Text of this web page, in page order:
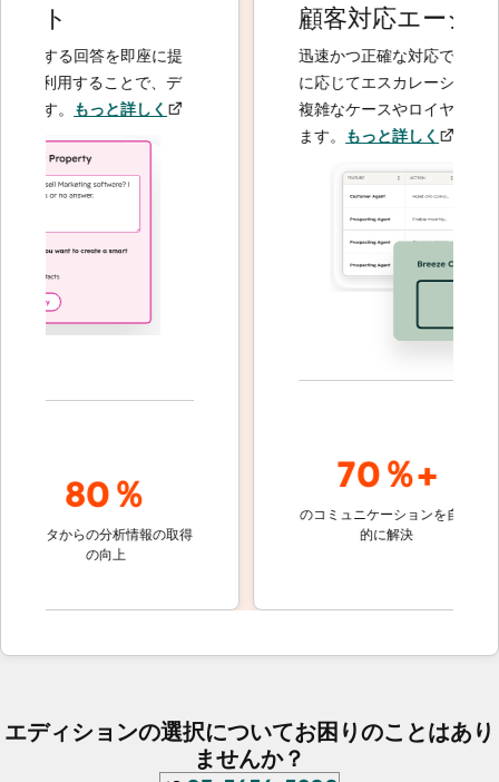
する回答を即座に提
利用することで、デ
もっと詳しく
80％
タからの分析情報の取得
の向上
顧客対応エージェン
迅速かつ正確な対応で問い合わ
に応じてエスカレーションする
複雑なケースやロイヤルティー
ます。もっと詳しく
70％+
のコミュニケーションを自動
的に解決
顧客対
エディションの選択についてお困りのことはあり
ませんか？